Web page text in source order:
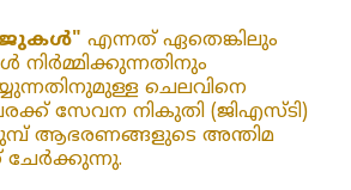
എന്നത് ഏതെങ്കിലും
നിർമ്മിക്കുന്നതിനും
ചെലവിനെ
സേവന നികുതി (ജിഎസ്ടി)
ആഭരണങ്ങളുടെ അന്തിമ
ചേർക്കുന്നു.